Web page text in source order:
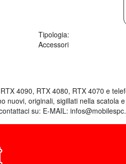
Tipologia:
Accessori
4090, RTX 4080, RTX 4070 e
nuovi, originali, sigillati nella
su: E-MAIL: